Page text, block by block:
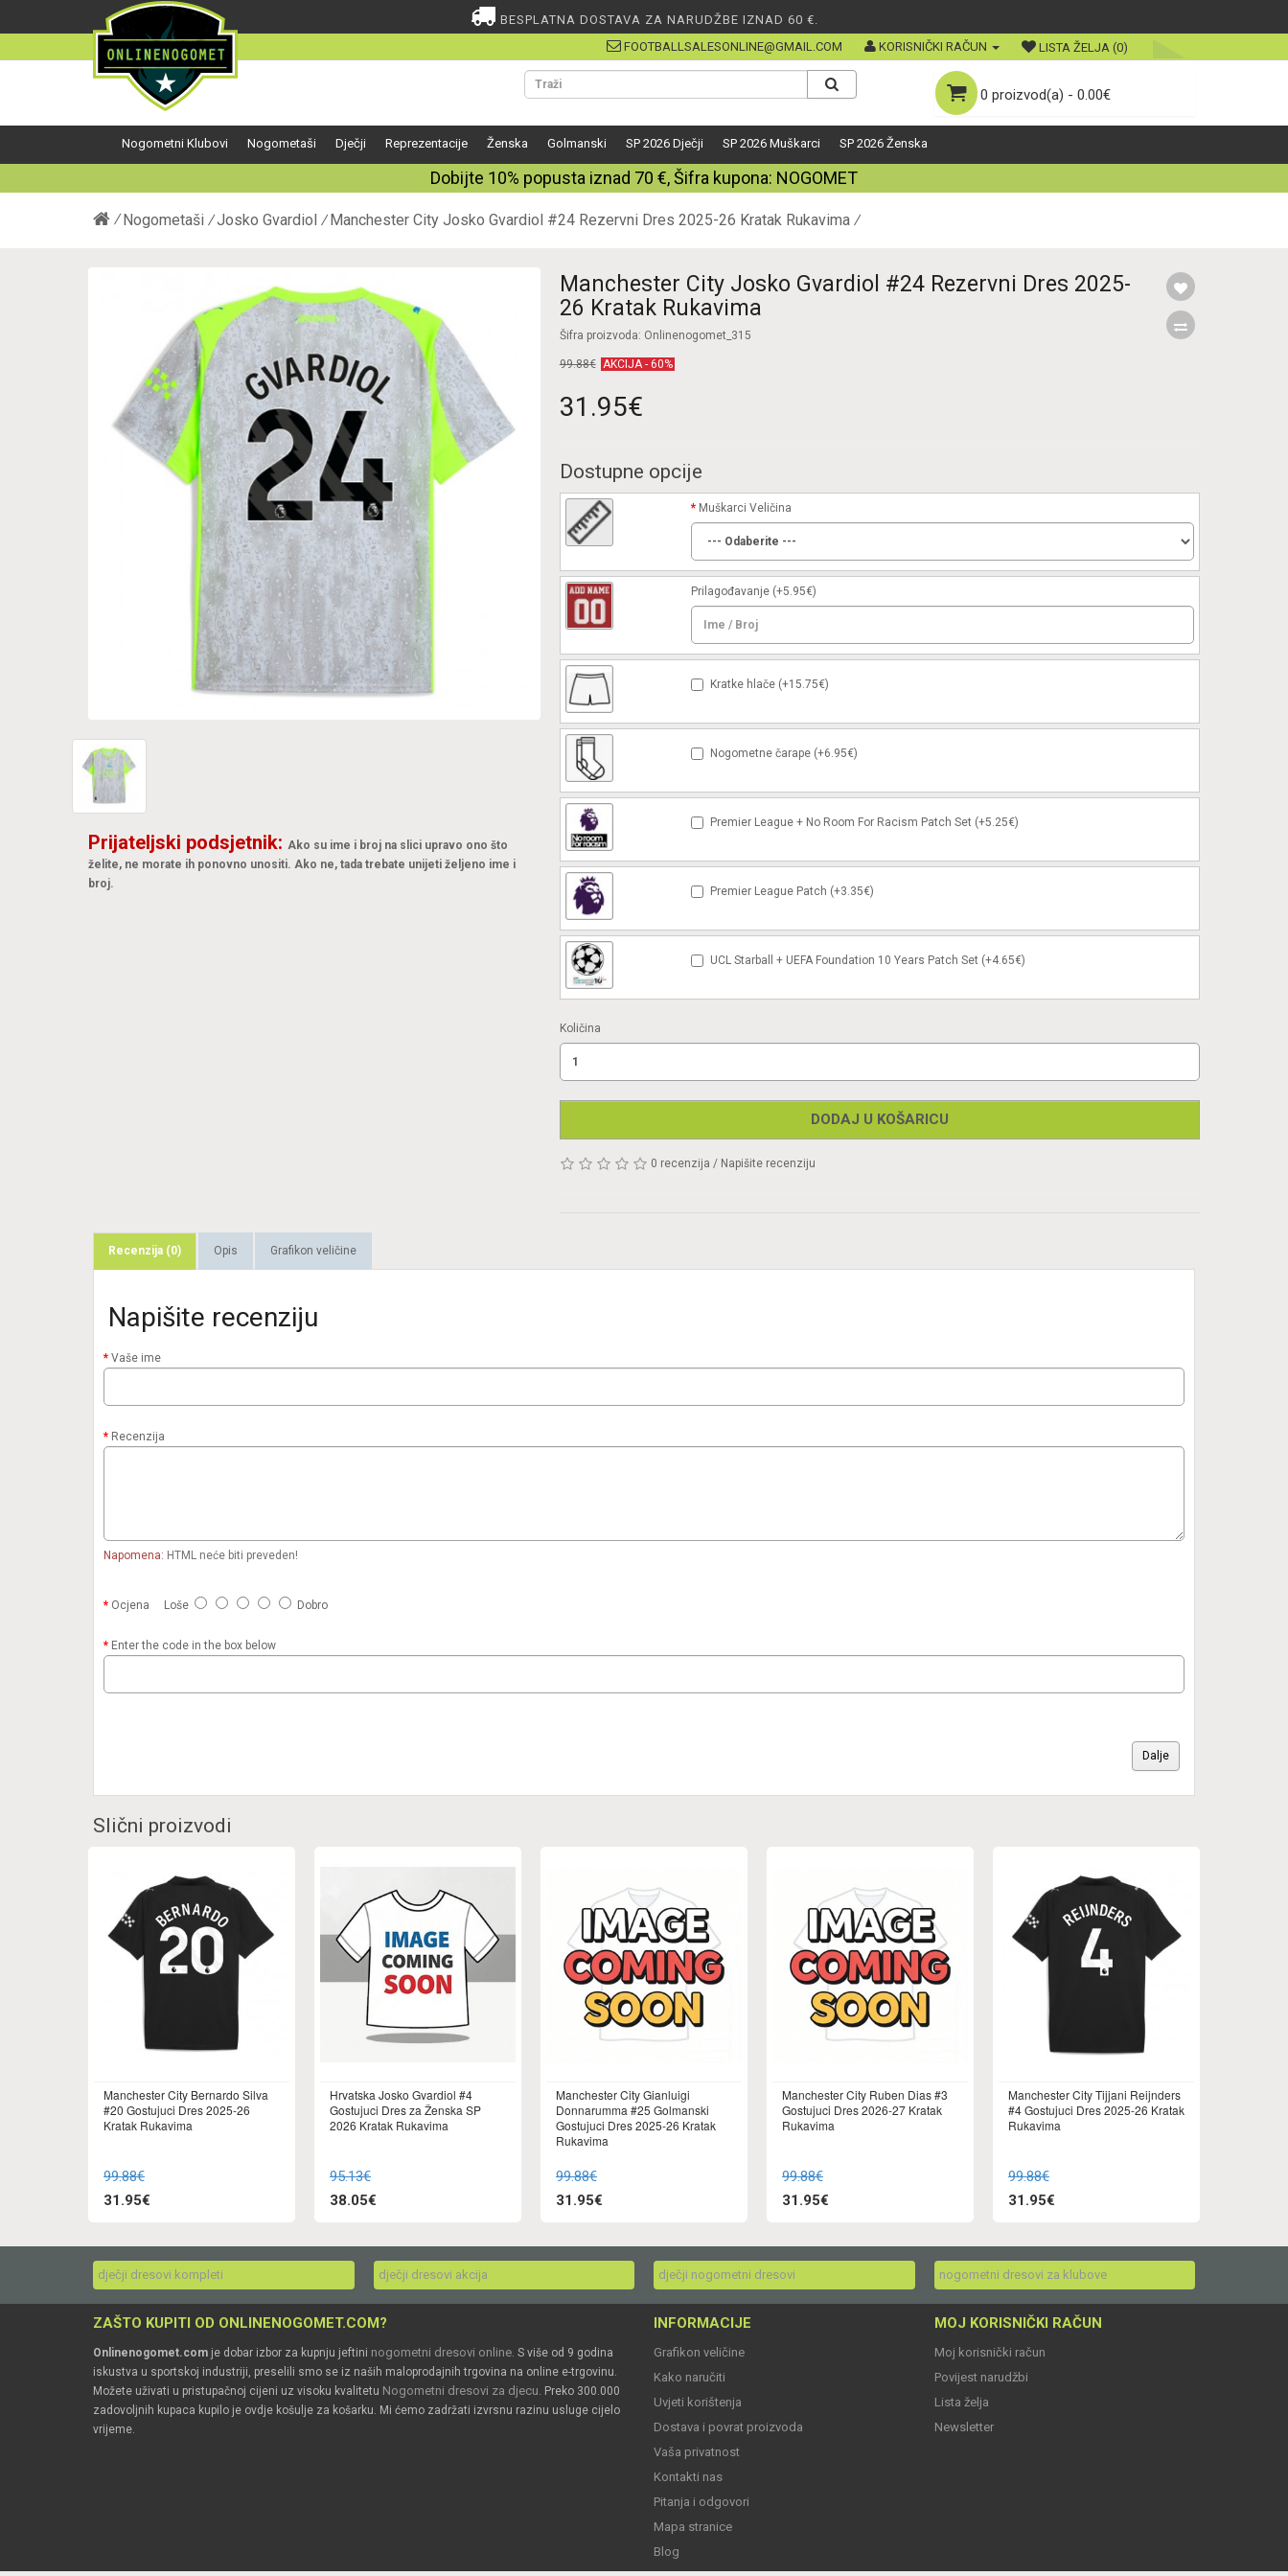
BESPLATNA DOSTAVA ZA NARUDŽBE IZNAD 60 €.
FOOTBALLSALESONLINE@GMAIL.COM
KORISNIČKI RAČUN LISTA ŽELJA (0)
0 proizvod(a) - 0.00€
Nogometni Klubovi Nogometaši Dječji Reprezentacije Ženska Golmanski SP 2026 Dječji SP 2026 Muškarci SP 2026 Ženska
Dobijte 10% popusta iznad 70 €, Šifra kupona: NOGOMET
Nogometaši Josko Gvardiol Manchester City Josko Gvardiol #24 Rezervni Dres 2025-26 Kratak Rukavima
Prijateljski podsjetnik: Ako su ime i broj na slici upravo ono što
želite, ne morate ih ponovno unositi. Ako ne, tada trebate unijeti željeno ime i
broj.
Manchester City Josko Gvardiol #24 Rezervni Dres 2025-
26 Kratak Rukavima
Šifra proizvoda: Onlinenogomet_315
99.88€ AKCIJA - 60%
31.95€
Dostupne opcije
Muškarci Veličina
Prilagođavanje(+5.95€)
Kratke hlače (+15.75€)
Nogometne čarape (+6.95€)
Premier League + No Room For Racism Patch Set (+5.25€)
Premier League Patch (+3.35€)
UCL Starball + UEFA Foundation 10 Years Patch Set (+4.65€)
Količina
DODAJ U KOŠARICU
0 recenzija / Napišite recenziju
Recenzija (0) Opis Grafikon veličine
Napišite recenziju
Vaše ime
Recenzija
Napomena: HTML neće biti preveden!
Ocjena Loše Dobro
Enter the code in the box below
Dalje
Slični proizvodi
Manchester City Bernardo Silva
#20 Gostujuci Dres 2025-26
Kratak Rukavima
99.88€
31.95€
Hrvatska Josko Gvardiol #4
Gostujuci Dres za Ženska SP
2026 Kratak Rukavima
95.13€
38.05€
Manchester City Gianluigi
Donnarumma #25 Golmanski
Gostujuci Dres 2025-26 Kratak
Rukavima
99.88€
31.95€
Manchester City Ruben Dias #3
Gostujuci Dres 2026-27 Kratak
Rukavima
99.88€
31.95€
Manchester City Tijjani Reijnders
#4 Gostujuci Dres 2025-26 Kratak
Rukavima
99.88€
31.95€
dječji dresovi kompleti dječji dresovi akcija dječji nogometni dresovi nogometni dresovi za klubove
ZAŠTO KUPITI OD ONLINENOGOMET.COM?
Onlinenogomet.com je dobar izbor za kupnju jeftini nogometni dresovi online. S više od 9 godina
iskustva u sportskoj industriji, preselili smo se iz naših maloprodajnih trgovina na online e-trgovinu.
Možete uživati u pristupačnoj cijeni uz visoku kvalitetu Nogometni dresovi za djecu. Preko 300.000
zadovoljnih kupaca kupilo je ovdje košulje za košarku. Mi ćemo zadržati izvrsnu razinu usluge cijelo
vrijeme.
INFORMACIJE
Grafikon veličine
Kako naručiti
Uvjeti korištenja
Dostava i povrat proizvoda
Vaša privatnost
Kontakti nas
Pitanja i odgovori
Mapa stranice
Blog
MOJ KORISNIČKI RAČUN
Moj korisnički račun
Povijest narudžbi
Lista želja
Newsletter